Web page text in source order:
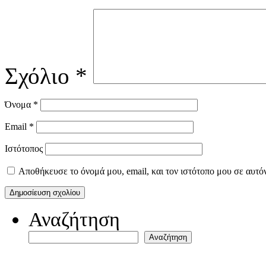
Σχόλιο *
Όνομα *
Email *
Ιστότοπος
Αποθήκευσε το όνομά μου, email, και τον ιστότοπο μου σε
Αναζήτηση
Αναζήτηση